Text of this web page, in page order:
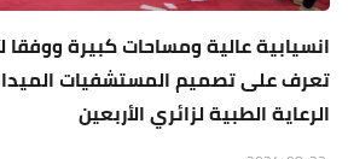
انسيابية عالية ومساحات كبيرة ووفقا
تعرف على تصميم المستشفيات
الرعاية الطبية لزائري الأربعين